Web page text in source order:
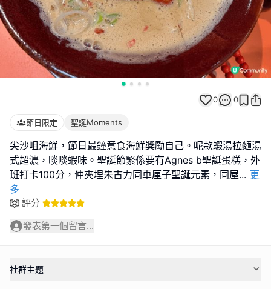
0 0
節日限定 聖誕Moments
尖沙咀海鮮，節日最鐘意食海鮮獎勵自己。呢款蝦湯拉麵湯
式超濃，啖啖蝦味。聖誕節緊係要有Agnes b聖誕蛋糕，外
班打卡100分，仲夾埋朱古力同車厘子聖誕元素，同屋... 更
多
評分
發表第一個留言...
社群主題